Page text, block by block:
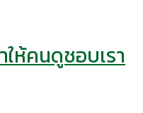
ห้คนดูชอบเรา